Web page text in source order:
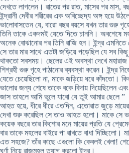
দেখতে লাগলেন। রাতের পর রাত, মাসের পর মাস,
ইন্দ্রানী দেবীর শরীরের এক অবিচ্ছেদ্য অঙ্গ হয়ে
ভালোবাসতেন যে, বারো বছর বয়সে যখন তার গুরু
তিনি তাকে একদমই যেতে দিতে চাননি। অবশেষে
অনেক বোঝানোর পর তিনি রাজি হন। ইন্দ্র এমনিতে
সে তার মার সাথে এতটা জড়িয়ে পড়েছিল যে সব
থাকতো সবসময়। ছেলের এই অবস্থা দেখে মহারাজ
শিগ্রহী গুরু গৃহে পাঠানোর ব্যবস্থা করেন। ইন্দ্র
যেতে চেয়েছিলো না, মাকে জড়িয়ে ধরে কাঁদতো।
ভালোর জন্য শেষে তাকে বকে বিদায় দিয়েছিলেন
জাস তাহলে আমি ভুলে যাবো যে তুই আমার ছেলে ”
আহত হয়ে, ধীরে ধীরে এতদিন, এতোরাত জুড়ে
দেখা শুরু করেছিল সে তাও আহত হলো। মাকে সে
কয়েক বছরে তার কিশোর মনে মায়ের প্রতি যে
বার তাকে মহলের বাইরে পা রাখতে বাধা দিচ্ছিলো।
এত সহজে? তাঁর কাছে এগুলো কি কেবলই খেলা!
ঘৃর্ণা নিয়ে রাজমহল ত্যাগ করলো ইন্দ্র।